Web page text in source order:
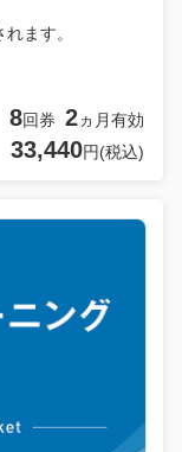
ます。
8回券 2ヵ月有効
33,440円(税込)